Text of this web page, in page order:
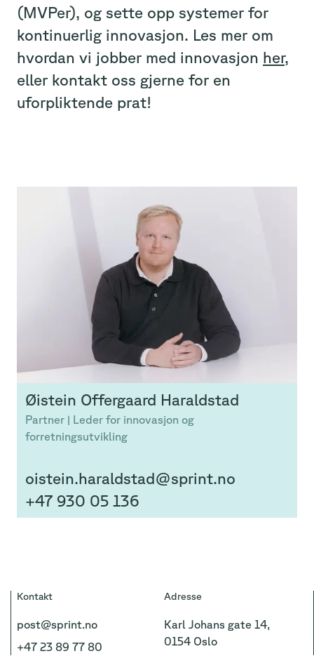
(MVPer), og sette opp systemer for
kontinuerlig innovasjon. Les mer om
hvordan vi jobber med innovasjon her,
eller kontakt oss gjerne for en
uforpliktende prat!
Øistein Offergaard Haraldstad
Partner | Leder for innovasjon og
forretningsutvikling
oistein.haraldstad@sprint.no
+47 930 05 136
Kontakt
post@sprint.no
+47 23 89 77 80
Adresse
Karl Johans gate 14,
0154 Oslo